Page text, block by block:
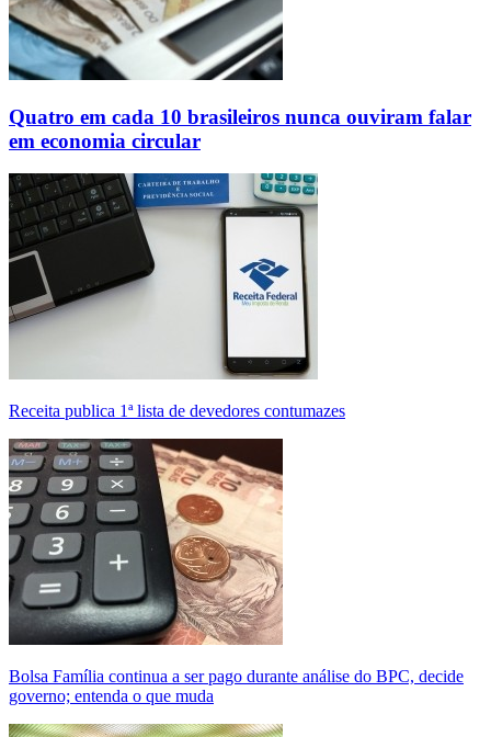
Quatro em cada 10 brasileiros nunca ouviram falar
em economia circular
Receita publica 1ª lista de devedores contumazes
Bolsa Família continua a ser pago durante análise do BPC, decide
governo; entenda o que muda